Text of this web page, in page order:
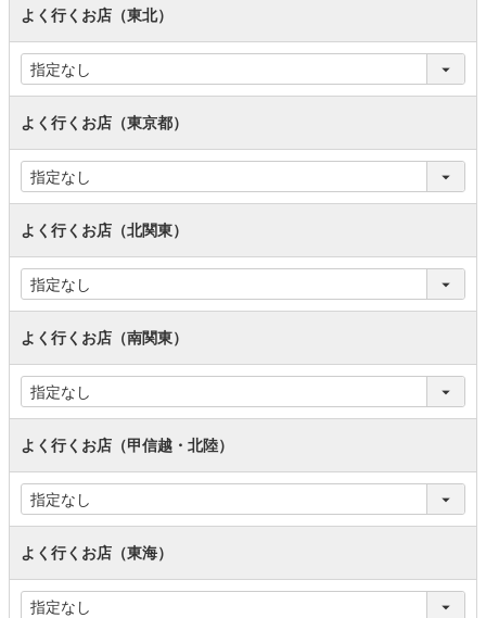
よく行くお店（東北）
よく行くお店（東京都）
よく行くお店（北関東）
よく行くお店（南関東）
よく行くお店（甲信越・北陸）
よく行くお店（東海）